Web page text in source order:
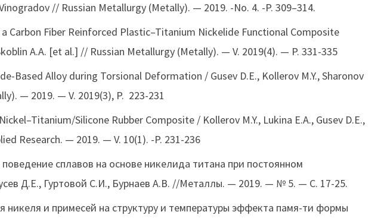
// Russian Metallurgy (Metally). — 2019. -No. 4. -P. 309–314.
Carbon Fiber Reinforced Plastic–Titanium Nickelide Functional Composite
A.A. [et al.] // Russian Metallurgy (Metally). — V. 2019(4). — P. 331-335
Based Alloy during Torsional Deformation / Gusev D.E., Kollerov M.Y., Sharonov
— 2019. — V. 2019(3), P. 223-231
Silicone Rubber Composite / Kollerov M.Y., Lukina E.A., Gusev D.E.,
Research. — 2019. — V. 10(1). -P. 231-236
сплавов на основе никелида титана при постоянном
Д.Е., Гуртовой С.И., Бурнаев А.В. //Металлы. — 2019. — № 5. — С. 17-25.
и примесей на структуру и температуры эффекта памя-ти формы